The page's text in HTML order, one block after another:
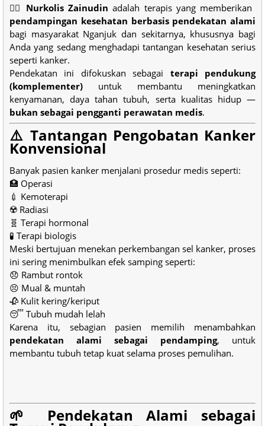
👨‍⚕️ Nurkolis Zainudin adalah terapis yang memberikan
pendampingan kesehatan berbasis pendekatan alami
bagi masyarakat Nganjuk dan sekitarnya, khususnya bagi
Anda yang sedang menghadapi tantangan kesehatan serius
seperti kanker.
Pendekatan ini difokuskan sebagai terapi pendukung
(komplementer) untuk membantu meningkatkan
kenyamanan, daya tahan tubuh, serta kualitas hidup —
bukan sebagai pengganti perawatan medis.
⚠️ Tantangan Pengobatan Kanker
Konvensional
Banyak pasien kanker menjalani prosedur medis seperti:
🏥 Operasi
💉 Kemoterapi
☢️ Radiasi
🧬 Terapi hormonal
🧪 Terapi biologis
Meski bertujuan menekan perkembangan sel kanker, proses
ini sering menimbulkan efek samping seperti:
😞 Rambut rontok
😣 Mual & muntah
🥀 Kulit kering/keriput
😴 Tubuh mudah lelah
Karena itu, sebagian pasien memilih menambahkan
pendekatan alami sebagai pendamping, untuk
membantu tubuh tetap kuat selama proses pemulihan.
🌱 Pendekatan Alami sebagai